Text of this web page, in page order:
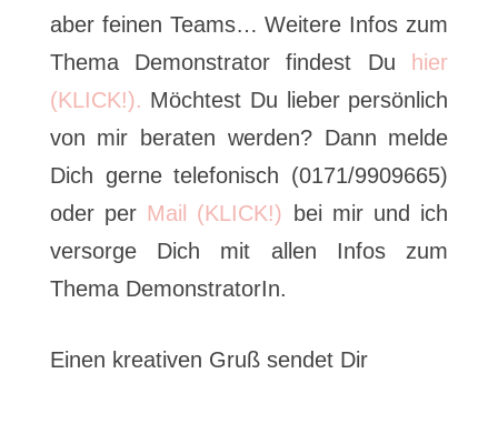
aber feinen Teams… Weitere Infos zum
Thema Demonstrator findest Du
hier
(KLICK!). Möchtest Du lieber persönlich
von mir beraten werden? Dann melde
Dich gerne telefonisch (0171/9909665)
oder per Mail (KLICK!) bei mir und ich
versorge Dich mit allen Infos zum
Thema DemonstratorIn.
Einen kreativen Gruß sendet Dir